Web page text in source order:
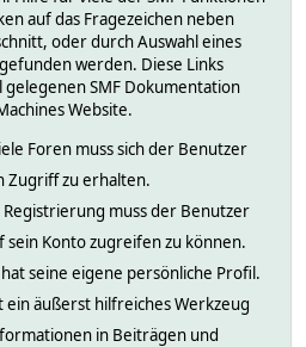
auf das Fragezeichen neben
oder durch Auswahl eines
werden. Diese Links
SMF Dokumentation
Website.
Foren muss sich der Benutzer
Zugriff zu erhalten.
Registrierung muss der Benutzer
sein Konto zugreifen zu können.
seine eigene persönliche Profil.
ein äußerst hilfreiches Werkzeug
in Beiträgen und